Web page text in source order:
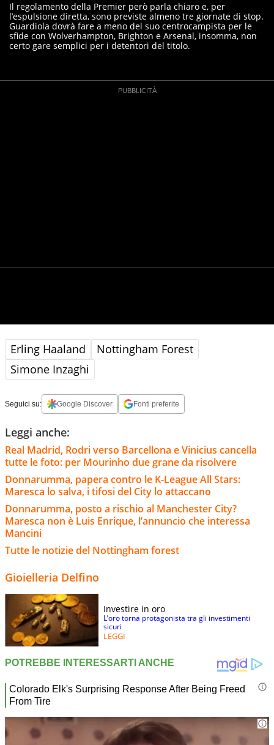
Il regolamento della Premier però parla chiaro e, per
l’espulsione diretta, sono previste almeno tre giornate di stop.
Guardiola dovrà fare a meno del suo centrocampista per le
sfide con Wolverhampton, Brighton e Arsenal, insomma, non
certo gare semplici per i detentori del titolo.
Erling Haaland
Nottingham Forest
Simone Inzaghi
Seguici su: Google Discover Fonti preferite
Leggi anche:
Real Madrid, Rodri verso Barcellona e Vinicius cancella
tutte le foto: per Mourinho due grane da risolvere
Donnarumma, papera contro le K-League All Stars:
Maresca lo salva, i tifosi del City lo attaccano
Donnarumma, posto a rischio al Manchester City?
Maresca non è Luis Enrique, l’annuncio che interessa
Mancini
Tutte le notizie del Nottingham forest
Gioielleria Delfino
Investire in oro
L’oro torna protagonista tra gli investimenti
sicuri
LEGGI